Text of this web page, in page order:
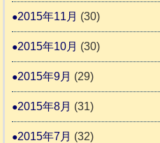
2015年11月 (30)
2015年10月 (30)
2015年9月 (29)
2015年8月 (31)
2015年7月 (32)